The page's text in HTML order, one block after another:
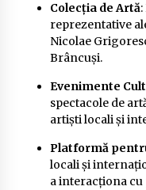
Colecția de Artă:
reprezentative
Nicolae
Brâncuși.
Evenimente
spectacole de
artiști locali și
Platformă
locali și
a interacționa cu